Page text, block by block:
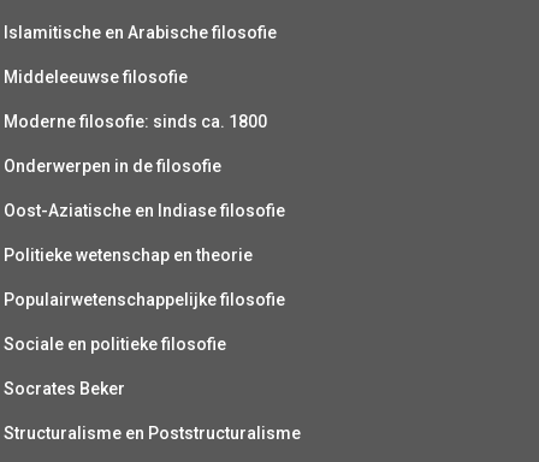
Islamitische en Arabische filosofie
Middeleeuwse filosofie
Moderne filosofie: sinds ca. 1800
Onderwerpen in de filosofie
Oost-Aziatische en Indiase filosofie
Politieke wetenschap en theorie
Populairwetenschappelijke filosofie
Sociale en politieke filosofie
Socrates Beker
Structuralisme en Poststructuralisme